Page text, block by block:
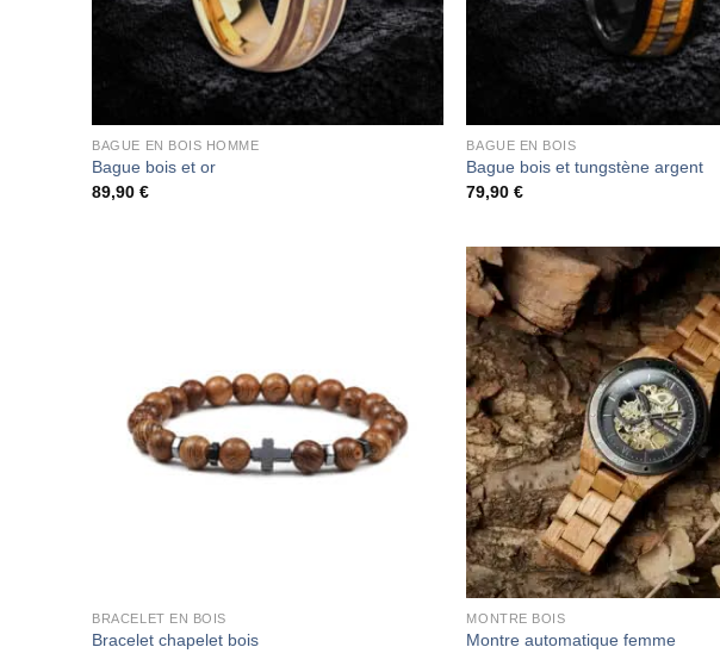
BAGUE EN BOIS HOMME
Bague bois et or
89,90€
BAGUE EN BOIS
Bague bois et tungstène argent
79,90€
BRACELET EN BOIS
Bracelet chapelet bois
MONTRE BOIS
Montre automatique femme